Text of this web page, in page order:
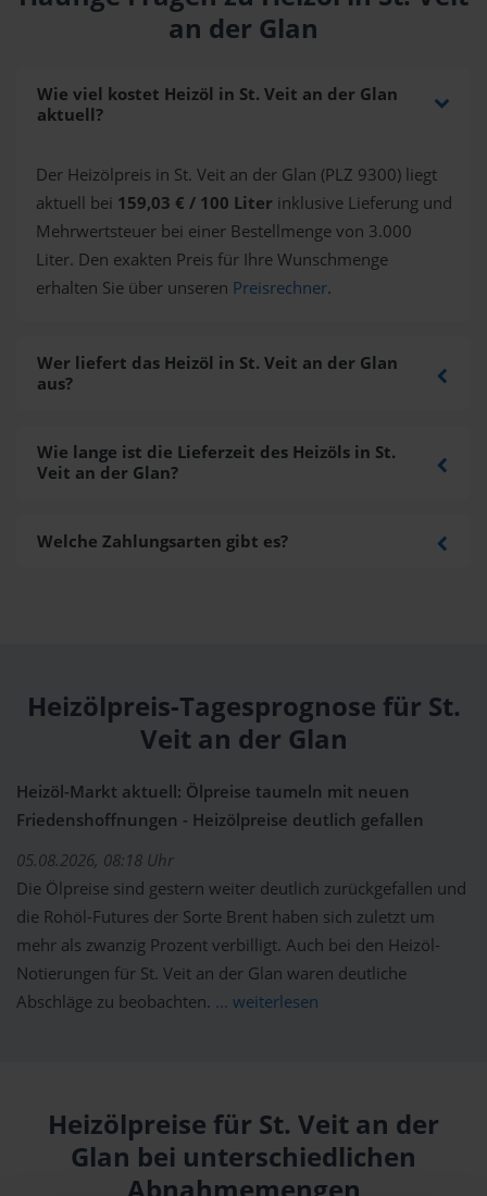
an der Glan
Wie viel kostet Heizöl in St. Veit an der Glan
aktuell?
Der Heizölpreis in St. Veit an der Glan (PLZ 9300) liegt
aktuell bei 159,03 € / 100 Liter inklusive Lieferung und
Mehrwertsteuer bei einer Bestellmenge von 3.000
Liter. Den exakten Preis für Ihre Wunschmenge
erhalten Sie über unseren Preisrechner.
Wer liefert das Heizöl in St. Veit an der Glan
aus?
Wie lange ist die Lieferzeit des Heizöls in St.
Veit an der Glan?
Welche Zahlungsarten gibt es?
Heizölpreis-Tagesprognose für St.
Veit an der Glan
Heizöl-Markt aktuell: Ölpreise taumeln mit neuen
Friedenshoffnungen - Heizölpreise deutlich gefallen
05.08.2026, 08:18 Uhr
Die Ölpreise sind gestern weiter deutlich zurückgefallen und
die Rohöl-Futures der Sorte Brent haben sich zuletzt um
mehr als zwanzig Prozent verbilligt. Auch bei den Heizöl-
Notierungen für St. Veit an der Glan waren deutliche
Abschläge zu beobachten. ... weiterlesen
Heizölpreise für St. Veit an der
Glan bei unterschiedlichen